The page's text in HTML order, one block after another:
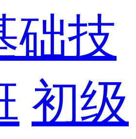
础技
初级